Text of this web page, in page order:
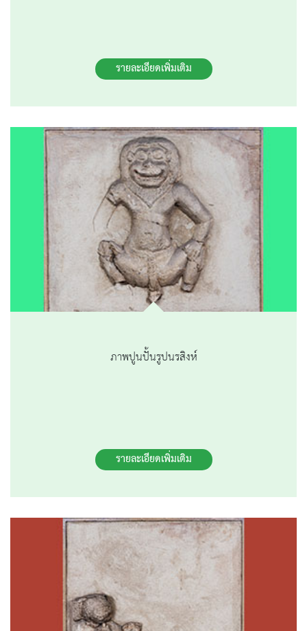
รายละเอียดเพิ่มเติม
ภาพปูนปั้นรูปนรสิงห์
รายละเอียดเพิ่มเติม